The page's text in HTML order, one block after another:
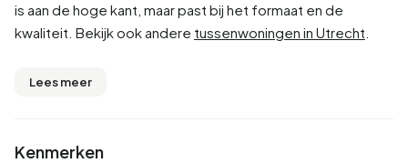
is aan de hoge kant, maar past bij het formaat en de
kwaliteit. Bekijk ook andere tussenwoningen in Utrecht
Lees meer
Kenmerken